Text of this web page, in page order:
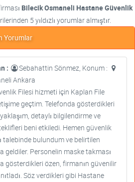
Bilecik Osmaneli Hastane Güvenlik
5 yıldızlı yorumlar almıştır.
Yorumlar
:
Sebahattin Sönmez, Konum :
Ankara
Filesi hizmeti için Kaplan File
geçtim. Telefonda gösterdikleri
detaylı bilgilendirme ve
beni etkiledi. Hemen güvenlik
talebinde bulundum ve belirtilen
geldiler. Personelin maske takması
gösterdikleri özen, firmanın güvenilir
Söz verdikleri gibi Hastane